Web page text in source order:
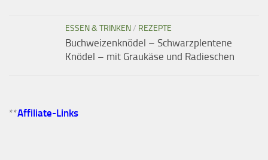
ESSEN & TRINKEN/ REZEPTE
Buchweizenknödel – Schwarzplentene
Knödel – mit Graukäse und Radieschen
**Affiliate-Links